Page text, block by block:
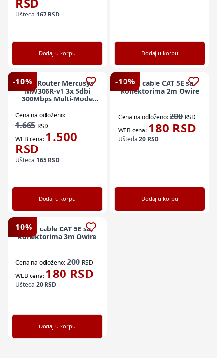
Ušteda 167 RSD
Dodaj u korpu Dodaj u korpu
-10%
LAN Router Mercusys
MW306R-v1 3x 5dbi
300Mbps Multi-Mode
(59373)
Cena na odloženo:
1.665 RSD
WEB cena: 1.500
RSD
Ušteda 165 RSD
Dodaj u korpu
-10%
UTP cable CAT 5E sa
konektorima 2m Owire
Cena na odloženo:200 RSD
WEB cena: 180 RSD
Ušteda 20 RSD
Dodaj u korpu
-10%
UTP cable CAT 5E sa
konektorima 3m Owire
Cena na odloženo:200 RSD
WEB cena: 180 RSD
Ušteda 20 RSD
Dodaj u korpu